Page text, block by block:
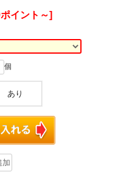
イント～]
個
あり